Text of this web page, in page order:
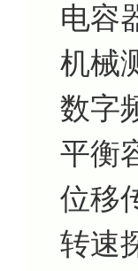
电容
机械
数字
平衡
位移
转速